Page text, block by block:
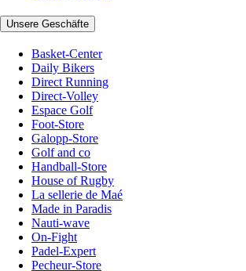
Unsere Geschäfte
Basket-Center
Daily Bikers
Direct Running
Direct-Volley
Espace Golf
Foot-Store
Galopp-Store
Golf and co
Handball-Store
House of Rugby
La sellerie de Maé
Made in Paradis
Nauti-wave
On-Fight
Padel-Expert
Pecheur-Store